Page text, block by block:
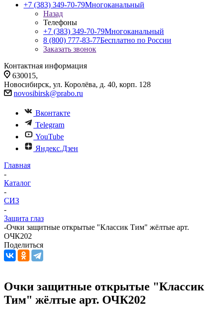
+7 (383) 349-70-79Многоканальный
Назад
Телефоны
+7 (383) 349-70-79Многоканальный
8 (800) 777-83-77Бесплатно по России
Заказать звонок
Контактная информация
630015,
Новосибирск, ул. Королёва, д. 40, корп. 128
novosibirsk@prabo.ru
Вконтакте
Telegram
YouTube
Яндекс.Дзен
Главная
-
Каталог
-
СИЗ
-
Защита глаз
-Очки защитные открытые "Классик Тим" жёлтые арт.
ОЧК202
Поделиться
Очки защитные открытые "Классик
Тим" жёлтые арт. ОЧК202